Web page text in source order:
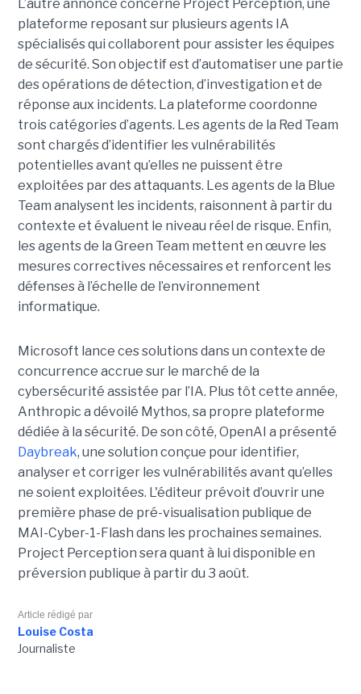
L’autre annonce concerne Project Perception, une
plateforme reposant sur plusieurs agents IA
spécialisés qui collaborent pour assister les équipes
de sécurité. Son objectif est d’automatiser une partie
des opérations de détection, d’investigation et de
réponse aux incidents. La plateforme coordonne
trois catégories d’agents. Les agents de la Red Team
sont chargés d’identifier les vulnérabilités
potentielles avant qu’elles ne puissent être
exploitées par des attaquants. Les agents de la Blue
Team analysent les incidents, raisonnent à partir du
contexte et évaluent le niveau réel de risque. Enfin,
les agents de la Green Team mettent en œuvre les
mesures correctives nécessaires et renforcent les
défenses à l’échelle de l’environnement
informatique.
Microsoft lance ces solutions dans un contexte de
concurrence accrue sur le marché de la
cybersécurité assistée par l’IA. Plus tôt cette année,
Anthropic a dévoilé Mythos, sa propre plateforme
dédiée à la sécurité. De son côté, OpenAI a présenté
Daybreak, une solution conçue pour identifier,
analyser et corriger les vulnérabilités avant qu’elles
ne soient exploitées. L'éditeur prévoit d’ouvrir une
première phase de pré-visualisation publique de
MAI-Cyber-1-Flash dans les prochaines semaines.
Project Perception sera quant à lui disponible en
préversion publique à partir du 3 août.
Article rédigé par
Louise Costa
Journaliste